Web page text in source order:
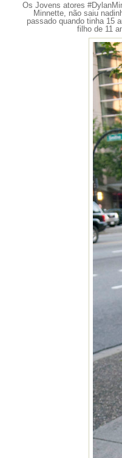
Os Jovens atores
Minnette, não saiu
passado quando tinha 15
filho de 11